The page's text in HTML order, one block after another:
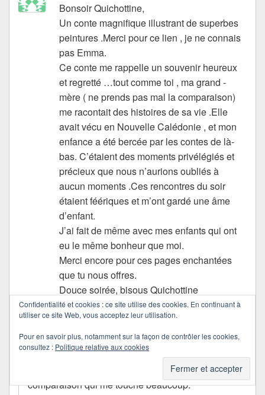
Bonsoir Quichottine,
Un conte magnifique illustrant de superbes
peintures .Merci pour ce lien , je ne connais
pas Emma.
Ce conte me rappelle un souvenir heureux
et regretté …tout comme toi , ma grand -
mère ( ne prends pas mal la comparaison)
me racontait des histoires de sa vie .Elle
avait vécu en Nouvelle Calédonie , et mon
enfance a été bercée par les contes de là-
bas. C’étaient des moments privélégiés et
précieux que nous n’aurions oubliés à
aucun moments .Ces rencontres du soir
étaient féériques et m’ont gardé une âme
d’enfant.
J’ai fait de même avec mes enfants qui ont
eu le même bonheur que moi.
Merci encore pour ces pages enchantées
que tu nous offres.
Douce soirée, bisous Quichottine
Quichottine
dans24/01/2012 à 17:51a dit :
Je n’ai pas à en être fâchée… c’est une
comparaison qui me touche beaucoup.
Confidentialité et cookies : ce site utilise des cookies. En continuant à
utiliser ce site Web, vous acceptez leur utilisation.
Pour en savoir plus, notamment sur la façon de contrôler les cookies,
consultez : Politique relative aux cookies